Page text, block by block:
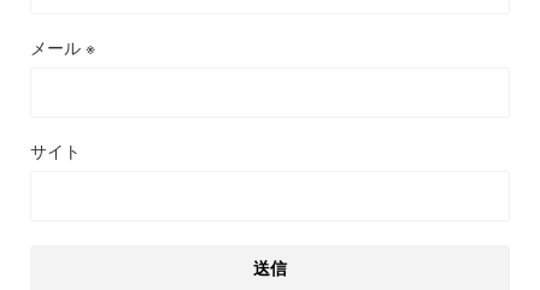
メール ※
サイト